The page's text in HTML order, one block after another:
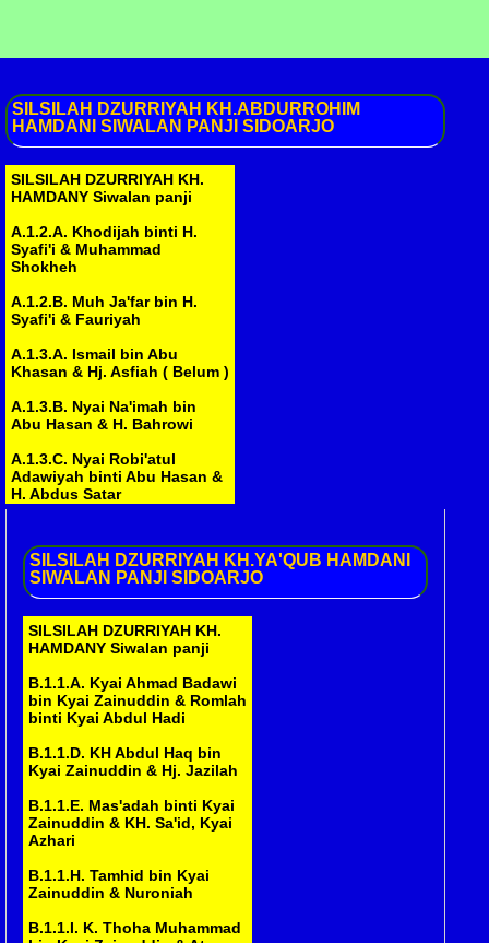
SILSILAH DZURRIYAH KH.ABDURROHIM
HAMDANI SIWALAN PANJI SIDOARJO
SILSILAH DZURRIYAH KH.
HAMDANY Siwalan panji
A.1.2.A. Khodijah binti H.
Syafi'i & Muhammad
Shokheh
A.1.2.B. Muh Ja'far bin H.
Syafi'i & Fauriyah
A.1.3.A. Ismail bin Abu
Khasan & Hj. Asfiah ( Belum )
A.1.3.B. Nyai Na'imah bin
Abu Hasan & H. Bahrowi
A.1.3.C. Nyai Robi'atul
Adawiyah binti Abu Hasan &
H. Abdus Satar
Abu Hasan & Mashudi
A.2.1.A. Nyai Marhamah binti
Muniroh
A.2.1.B. Nyai Rohmah binti
Muniroh & ..........
A.3.1.A. H. Mansyur bin ........
( Belum )
Asmu'i & Nur Fatonah
& Siti Naimah
A.4.5.A. KH. Rifa'i bin H.
Hudriyah
Ahmad Sholeh & ..........
SILSILAH DZURRIYAH KH.YA'QUB HAMDANI
SIWALAN PANJI SIDOARJO
SILSILAH DZURRIYAH KH.
HAMDANY Siwalan panji
B.1.1.A. Kyai Ahmad Badawi
bin Kyai Zainuddin & Romlah
binti Kyai Abdul Hadi
B.1.1.D. KH Abdul Haq bin
Kyai Zainuddin & Hj. Jazilah
B.1.1.E. Mas'adah binti Kyai
Zainuddin & KH. Sa'id, Kyai
Azhari
B.1.1.H. Tamhid bin Kyai
Zainuddin & Nuroniah
B.1.1.I. K. Thoha Muhammad